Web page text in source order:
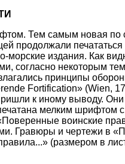
Тем самым новая
продолжали
морские издания. Как
согласно некоторым
принципы
Fortification» (Wien,
к иному выводу. Они
мелким шрифтом
воинские
Гравюры и чертежи в
(размером в